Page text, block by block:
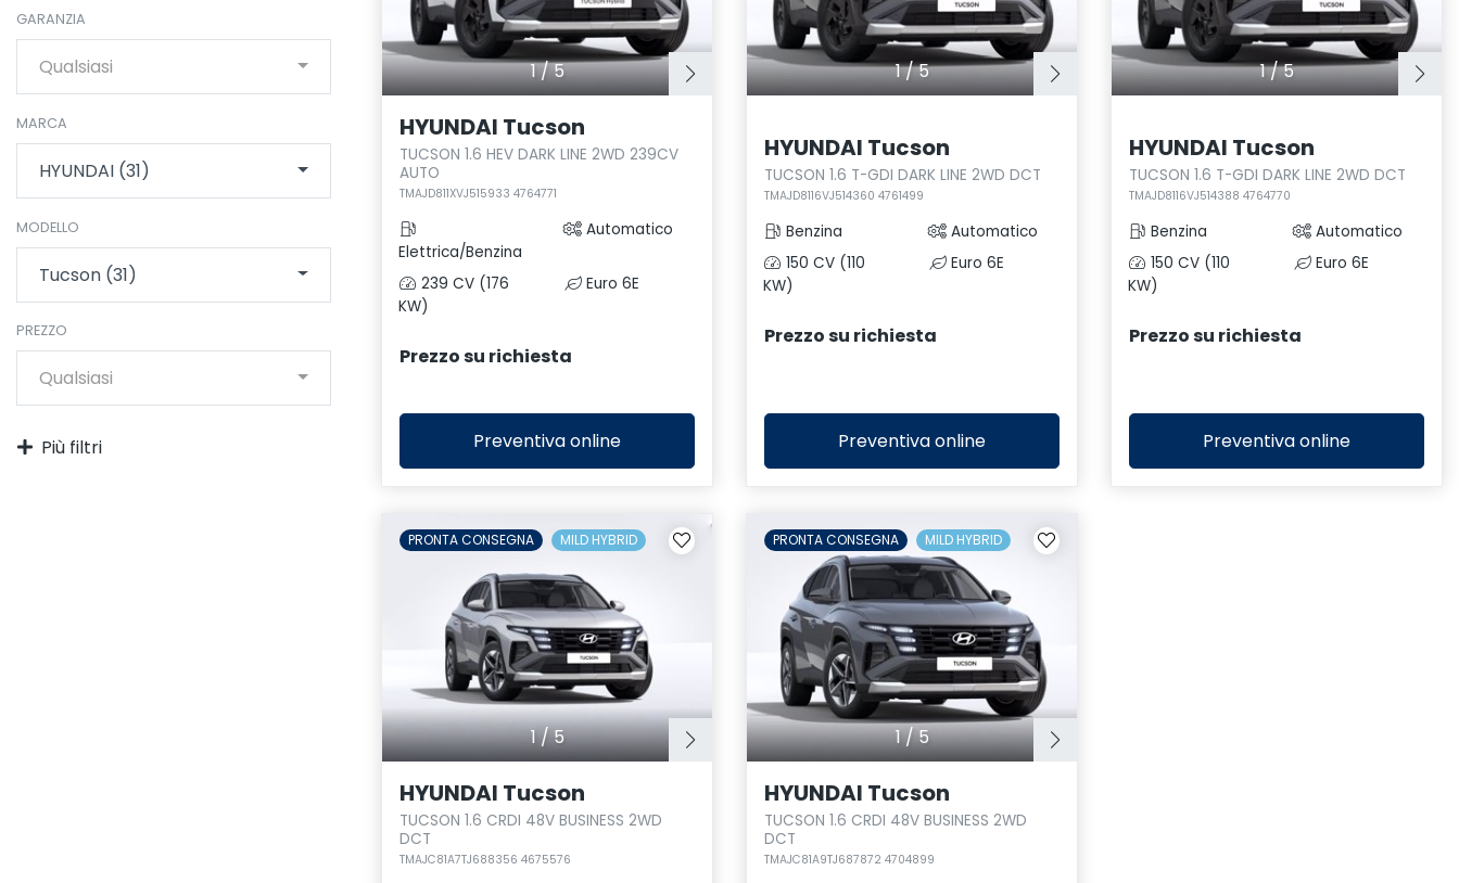
GARANZIA
Qualsiasi
MARCA
HYUNDAI (31)
MODELLO
Tucson (31)
PREZZO
Qualsiasi
Più filtri
1/5
HYUNDAI Tucson
TUCSON 1.6 HEV DARK LINE 2WD 239CV
AUTO
TMAJD811XVJ515933 4764771
Elettrica/Benzina
Automatico
239 CV (176
KW)
Euro 6E
Prezzo su richiesta
Preventivaonline
1/5
HYUNDAI Tucson
TUCSON 1.6 T-GDI DARK LINE 2WD DCT
TMAJD8116VJ514360 4761499
Benzina
Automatico
150 CV (110
KW)
Euro 6E
Prezzo su richiesta
Preventivaonline
1/5
HYUNDAI Tucson
TUCSON 1.6 T-GDI DARK LINE 2WD DCT
TMAJD8116VJ514388 4764770
Benzina
Automatico
150 CV (110
KW)
Euro 6E
Prezzo su richiesta
Preventivaonline
1/5
PRONTA CONSEGNA MILD HYBRID
HYUNDAI Tucson
TUCSON 1.6 CRDI 48V BUSINESS 2WD
DCT
TMAJC81A7TJ688356 4675576
1/5
PRONTA CONSEGNA MILD HYBRID
HYUNDAI Tucson
TUCSON 1.6 CRDI 48V BUSINESS 2WD
DCT
TMAJC81A9TJ687872 4704899